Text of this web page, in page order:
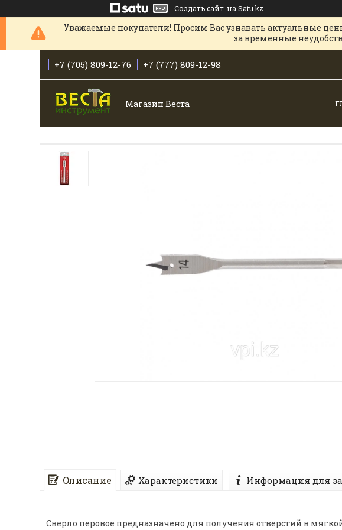
Создать сайт на Satu.kz
Уважаемые покупатели! Просим Вас узнавать актуальные
за временные
+7 (705) 809-12-76 +7 (777) 809-12-98
Магазин Веста
Описание Характеристики Информация для
Сверло перовое предназначено для получения отверстий в